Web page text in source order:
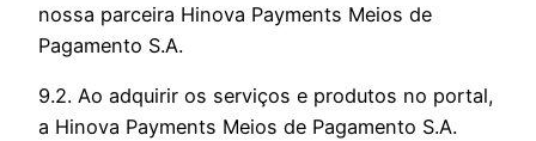
nossa parceira Hinova Payments Meios de
Pagamento S.A.
9.2. Ao adquirir os serviços e produtos no portal,
a Hinova Payments Meios de Pagamento S.A.